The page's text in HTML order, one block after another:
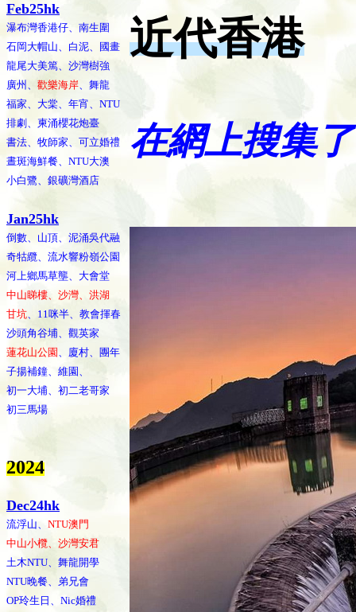
Feb25hk
瀑布灣香港仔、南生圍
石岡大帽山、白泥、國畫
龍尾大美篤、沙灣樹強
廣州、 歡樂海岸、舞龍
福家、大棠、年宵、NTU
排劇、柬涌櫻花炮臺
書法、牧師家、可立婚禮
晝斑海鮮餐、NTU大澳
小白鷺、銀礦灣酒店
Jan25hk
倒數、山頂、泥涌吳代融
奇牯纜、流水響粉嶺公園
河上鄉馬草壟、大會堂
中山睇樓、沙灣、洪湖
甘坑、11咪半、教會揮春
沙頭角谷埔、觀英家
蓮花山公園 、廈村、團年
子揚補鐘、維園、
初一大埔、初二老哥家
初三馬場
2024
Dec24hk
流浮山、 NTU澳門
中山小欖、沙灣安君
土木NTU、舞龍開學
NTU晚餐、弟兄會
OP玲生日、Nic婚禮
近代香港
在網上搜集